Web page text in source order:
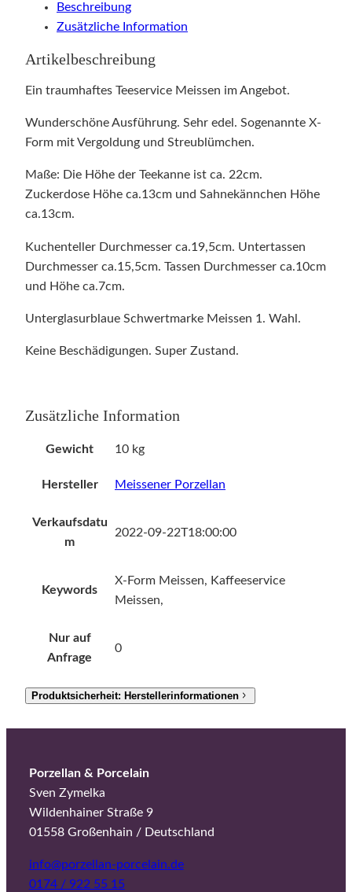
Beschreibung
Zusätzliche Information
Artikelbeschreibung
Ein traumhaftes Teeservice Meissen im Angebot.
Wunderschöne Ausführung. Sehr edel. Sogenannte X-
Form mit Vergoldung und Streublümchen.
Maße: Die Höhe der Teekanne ist ca. 22cm.
Zuckerdose Höhe ca.13cm und Sahnekännchen Höhe
ca.13cm.
Kuchenteller Durchmesser ca.19,5cm. Untertassen
Durchmesser ca.15,5cm. Tassen Durchmesser ca.10cm
und Höhe ca.7cm.
Unterglasurblaue Schwertmarke Meissen 1. Wahl.
Keine Beschädigungen. Super Zustand.
Zusätzliche Information
Gewicht 10 kg
Hersteller Meissener Porzellan
Verkaufsdatu
m
2022-09-22T18:00:00
Keywords
X-Form Meissen, Kaffeeservice
Meissen,
Nur auf
Anfrage
0
Produktsicherheit: Herstellerinformationen
Porzellan & Porcelain
Sven Zymelka
Wildenhainer Straße 9
01558 Großenhain / Deutschland
info@porzellan-porcelain.de
0174 / 922 55 15